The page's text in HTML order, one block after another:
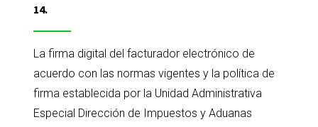
14.
La firma digital del facturador electrónico de
acuerdo con las normas vigentes y la política de
firma establecida por la Unidad Administrativa
Especial Dirección de Impuestos y Aduanas